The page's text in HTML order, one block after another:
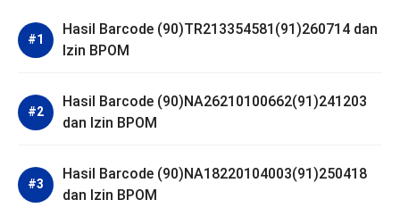
Hasil Barcode (90)TR213354581(91)260714 dan
Izin BPOM
Hasil Barcode (90)NA26210100662(91)241203
dan Izin BPOM
Hasil Barcode (90)NA18220104003(91)250418
dan Izin BPOM